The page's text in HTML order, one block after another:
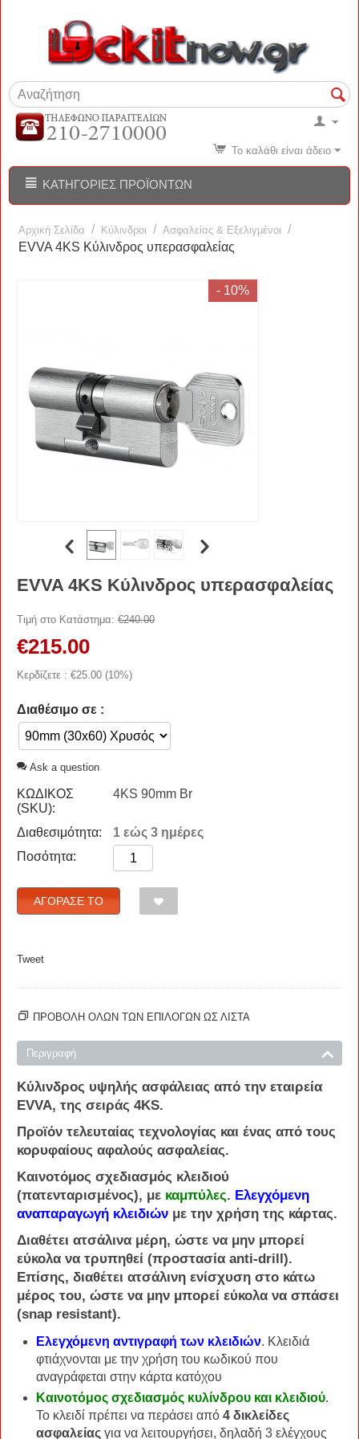
Το καλάθι είναι άδειο
ΚΑΤΗΓΟΡΊΕΣ ΠΡΟΪΌΝΤΩΝ
Αρχική Σελίδα / Κύλινδροι / Ασφαλείας & Εξελιγμένοι /
EVVA 4KS Κύλινδρος υπερασφαλείας
- 10%
EVVA 4KS Κύλινδρος υπερασφαλείας
Τιμή στο Κατάστημα: €240.00
€215.00
Κερδίζετε : €25.00 (10%)
Διαθέσιμο σε :
Ask a question
ΚΩΔΙΚΟΣ
(SKU):
4KS 90mm Br
Διαθεσιμότητα:
1 εώς 3 ημέρες
Ποσότητα:
ΑΓΌΡΑΣΈ ΤΟ
Tweet
ΠΡΟΒΟΛΗ ΟΛΩΝ ΤΩΝ ΕΠΙΛΟΓΩΝ ΩΣ ΛΊΣΤΑ
Περιγραφή
Κύλινδρος υψηλής ασφάλειας από την εταιρεία
EVVA, της σειράς 4KS.
Προϊόν τελευταίας τεχνολογίας και ένας από τους
κορυφαίους αφαλούς ασφαλείας.
Καινοτόμος σχεδιασμός κλειδιού
(πατενταρισμένος), με καμπύλες. Ελεγχόμενη
αναπαραγωγή κλειδιών με την χρήση της κάρτας.
Διαθέτει ατσάλινα μέρη, ώστε να μην μπορεί
εύκολα να τρυπηθεί (προστασία anti-drill ).
Επίσης, διαθέτει ατσάλινη ενίσχυση στο κάτω
μέρος του, ώστε να μην μπορεί εύκολα να σπάσει
(snap resistant).
Ελεγχόμενη αντιγραφή των κλειδιών. Κλειδιά
φτιάχνονται με την χρήση του κωδικού που
αναγράφεται στην κάρτα κατόχου
Καινοτόμος σχεδιασμός κυλίνδρου και κλειδιού.
Το κλειδί πρέπει να περάσει από 4 δικλείδες
ασφαλείας για να λειτουργήσει, δηλαδή 3 ελέγχους